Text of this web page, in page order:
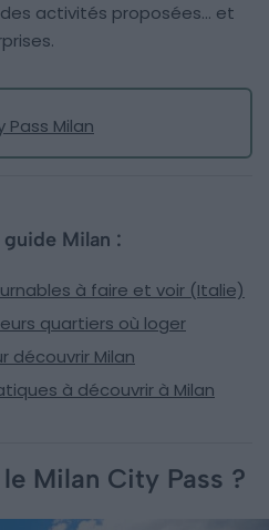
activités proposées… et
Milan
Milan :
à faire et voir (Italie)
quartiers où loger
découvrir Milan
à découvrir à Milan
Milan City Pass ?